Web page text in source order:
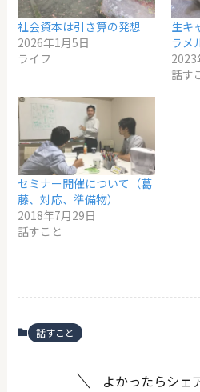
社会資本は引き算の発想
2026年1月5日
ライフ
生キ
ラメ
2023
話す
セミナー開催について（葛
藤、対応、準備物）
2018年7月29日
話すこと
話すこと
よかったらシェ